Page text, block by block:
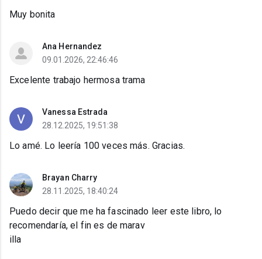
Muy bonita
Ana Hernandez
09.01.2026, 22:46:46
Excelente trabajo hermosa trama
Vanessa Estrada
28.12.2025, 19:51:38
Lo amé. Lo leería 100 veces más. Gracias.
Brayan Charry
28.11.2025, 18:40:24
Puedo decir que me ha fascinado leer este libro, lo
recomendaría, el fin es de marav
illa